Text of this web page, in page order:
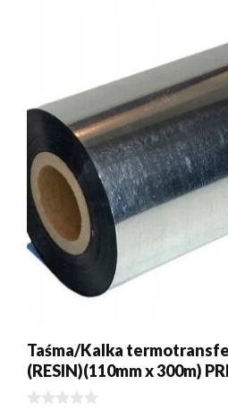
Taśma/Kalka
(RESIN)(110mm x 300m)